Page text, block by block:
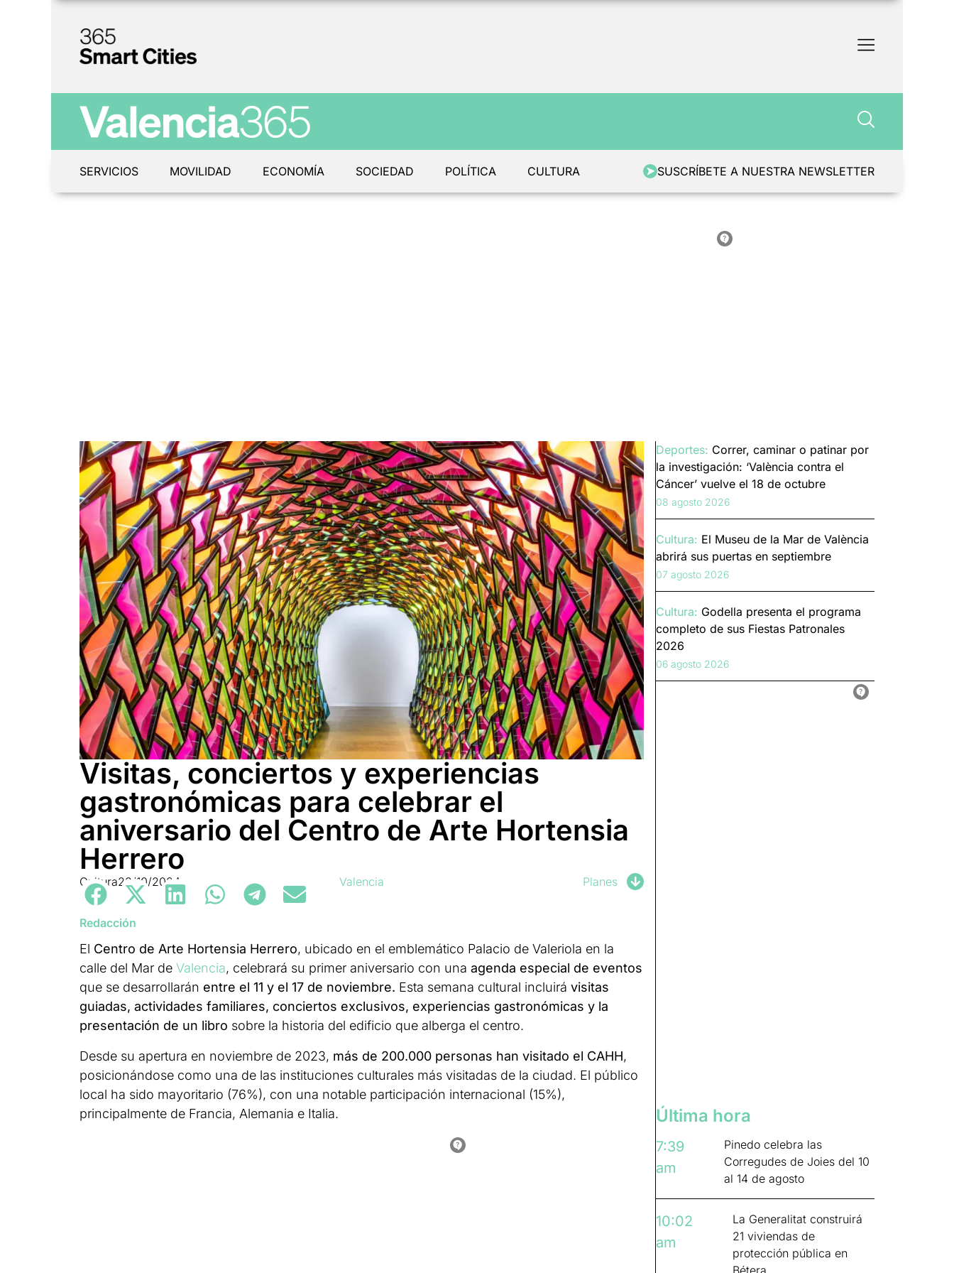
SERVICIOS MOVILIDAD ECONOMÍA SOCIEDAD POLÍTICA CULTURA SUSCRÍBETE A NUESTRA NEWSLETTER
Visitas, conciertos y experiencias
gastronómicas para celebrar el
aniversario del Centro de Arte Hortensia
Herrero
Cultura23/10/2024 Valencia Planes
Redacción
El Centro de Arte Hortensia Herrero, ubicado en el emblemático Palacio de Valeriola en la
calle del Mar de Valencia, celebrará su primer aniversario con una agenda especial de eventos
que se desarrollarán entre el 11 y el 17 de noviembre. Esta semana cultural incluirá visitas
guiadas, actividades familiares, conciertos exclusivos, experiencias gastronómicas y la
presentación de un libro sobre la historia del edificio que alberga el centro.
Desde su apertura en noviembre de 2023, más de 200.000 personas han visitado el CAHH,
posicionándose como una de las instituciones culturales más visitadas de la ciudad. El público
local ha sido mayoritario (76%), con una notable participación internacional (15%),
principalmente de Francia, Alemania e Italia.
Deportes: Correr, caminar o patinar por
la investigación: ‘València contra el
Cáncer’ vuelve el 18 de octubre
08 agosto 2026
Cultura: El Museu de la Mar de València
abrirá sus puertas en septiembre
07 agosto 2026
Cultura: Godella presenta el programa
completo de sus Fiestas Patronales
2026
06 agosto 2026
Última hora
7:39
am
Pinedo celebra las
Corregudes de Joies del 10
al 14 de agosto
10:02
am
La Generalitat construirá
21 viviendas de
protección pública en